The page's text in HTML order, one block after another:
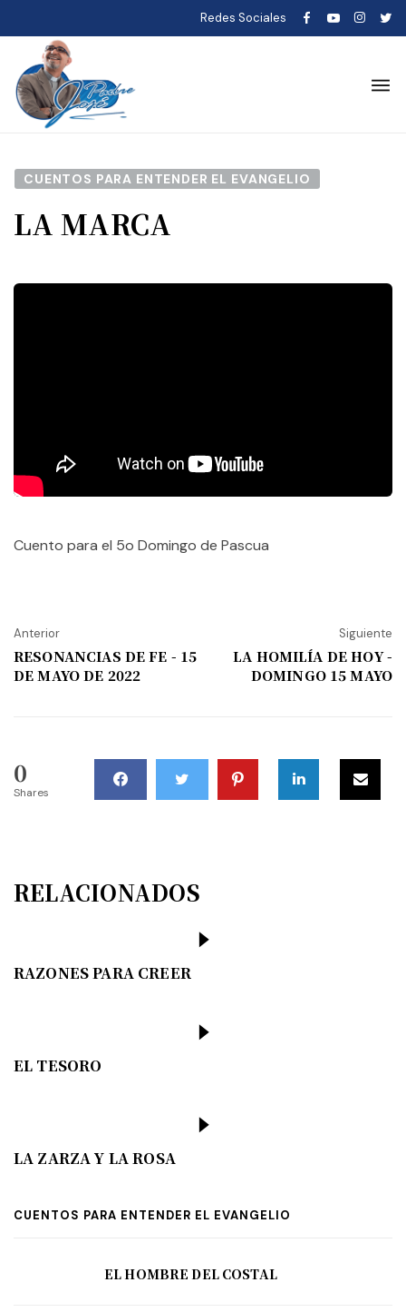
Redes Sociales
CUENTOS PARA ENTENDER EL EVANGELIO
LA MARCA
Cuento para el 5o Domingo de Pascua
Anterior
RESONANCIAS DE FE - 15
DE MAYO DE 2022
Siguiente
LA HOMILÍA DE HOY -
DOMINGO 15 MAYO
0
Shares
RELACIONADOS
RAZONES PARA CREER
EL TESORO
LA ZARZA Y LA ROSA
CUENTOS PARA ENTENDER EL EVANGELIO
EL HOMBRE DEL COSTAL